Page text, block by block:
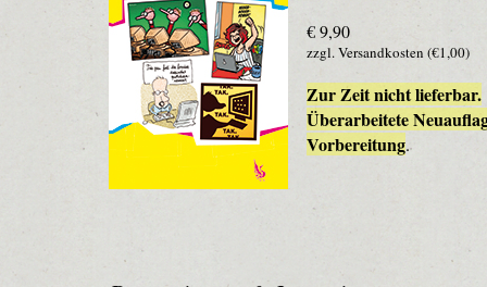
€ 9,90
zzgl. Versandkosten (€1,00)
Zur Zeit nicht lieferbar.
Überarbeitete
Vorbereitung.